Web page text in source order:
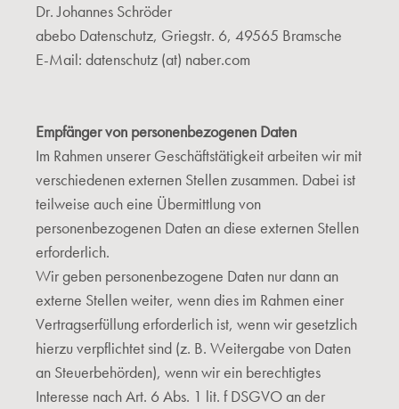
Dr. Johannes Schröder
abebo Datenschutz, Griegstr. 6, 49565 Bramsche
E-Mail: datenschutz (at) naber.com
Empfänger von personenbezogenen Daten
Im Rahmen unserer Geschäftstätigkeit arbeiten wir mit
verschiedenen externen Stellen zusammen. Dabei ist
teilweise auch eine Übermittlung von
personenbezogenen Daten an diese externen Stellen
erforderlich.
Wir geben personenbezogene Daten nur dann an
externe Stellen weiter, wenn dies im Rahmen einer
Vertragserfüllung erforderlich ist, wenn wir gesetzlich
hierzu verpflichtet sind (z. B. Weitergabe von Daten
an Steuerbehörden), wenn wir ein berechtigtes
Interesse nach Art. 6 Abs. 1 lit. f DSGVO an der